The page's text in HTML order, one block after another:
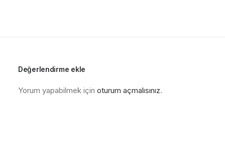
Değerlendirme ekle
Yorum yapabilmek için oturum açmalısınız.